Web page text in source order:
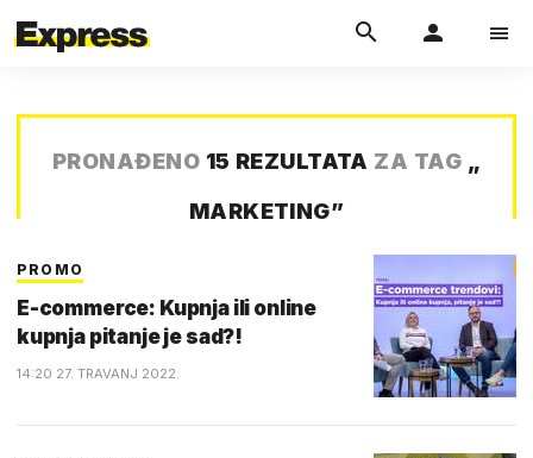
PRONAĐENO 15 REZULTATA ZA TAG „
MARKETING”
PROMO
E-commerce: Kupnja ili online
kupnja pitanje je sad?!
14:20 27. TRAVANJ 2022.